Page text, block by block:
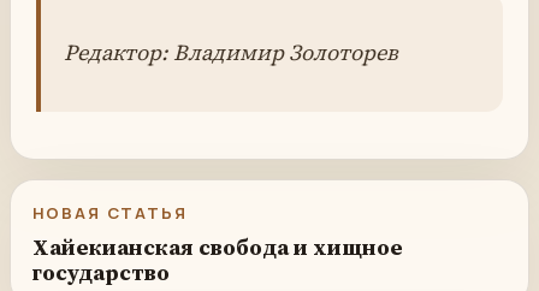
Редактор: Владимир Золоторев
НОВАЯ СТАТЬЯ
Хайекианская свобода и хищное
государство